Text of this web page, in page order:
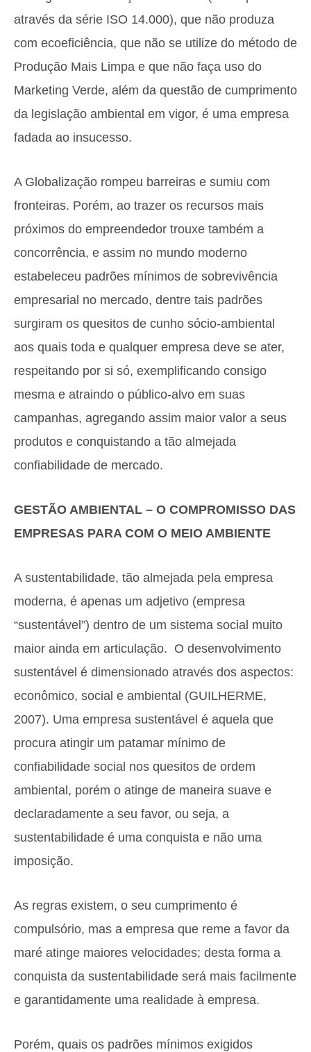
através da série ISO 14.000), que não produza
com ecoeficiência, que não se utilize do método de
Produção Mais Limpa e que não faça uso do
Marketing Verde, além da questão de cumprimento
da legislação ambiental em vigor, é uma empresa
fadada ao insucesso.
A Globalização rompeu barreiras e sumiu com
fronteiras. Porém, ao trazer os recursos mais
próximos do empreendedor trouxe também a
concorrência, e assim no mundo moderno
estabeleceu padrões mínimos de sobrevivência
empresarial no mercado, dentre tais padrões
surgiram os quesitos de cunho sócio-ambiental
aos quais toda e qualquer empresa deve se ater,
respeitando por si só, exemplificando consigo
mesma e atraindo o público-alvo em suas
campanhas, agregando assim maior valor a seus
produtos e conquistando a tão almejada
confiabilidade de mercado.
GESTÃO AMBIENTAL – O COMPROMISSO DAS
EMPRESAS PARA COM O MEIO AMBIENTE
A sustentabilidade, tão almejada pela empresa
moderna, é apenas um adjetivo (empresa
“sustentável”) dentro de um sistema social muito
maior ainda em articulação. O desenvolvimento
sustentável é dimensionado através dos aspectos:
econômico, social e ambiental (GUILHERME,
2007). Uma empresa sustentável é aquela que
procura atingir um patamar mínimo de
confiabilidade social nos quesitos de ordem
ambiental, porém o atinge de maneira suave e
declaradamente a seu favor, ou seja, a
sustentabilidade é uma conquista e não uma
imposição.
As regras existem, o seu cumprimento é
compulsório, mas a empresa que reme a favor da
maré atinge maiores velocidades; desta forma a
conquista da sustentabilidade será mais facilmente
e garantidamente uma realidade à empresa.
Porém, quais os padrões mínimos exigidos